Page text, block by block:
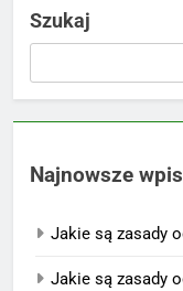
Szukaj
Najnowsze
Jakie są zasady
Jakie są zasady